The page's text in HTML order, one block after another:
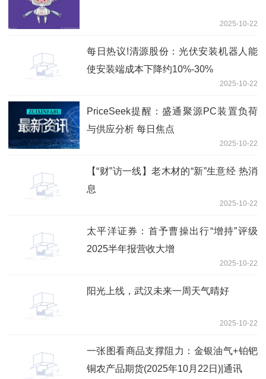
2025-10-22
每日热议!清源股份：光伏安装机器人能
使安装端成本下降约10%-30%
2025-10-22
PriceSeek提醒：盛通聚源PC装置负荷
与供应分析 每日焦点
2025-10-22
【“财”访一线】老木材的“新”生意经 热消
息
2025-10-22
太平洋证券：首予曹操出行“增持”评级
2025半年报营收大增
2025-10-22
阳光上线，武汉未来一周天气晴好
2025-10-22
一张图看商品支撑阻力：金银油气+铂钯
铜农产品期货(2025年10月22日)|通讯